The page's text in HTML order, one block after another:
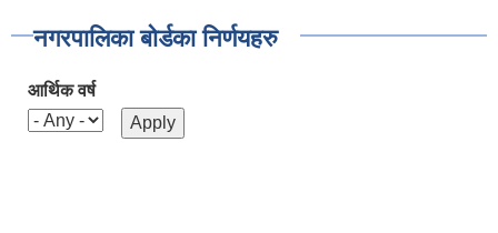
नगरपालिका बोर्डका निर्णयहरु
आर्थिक वर्ष